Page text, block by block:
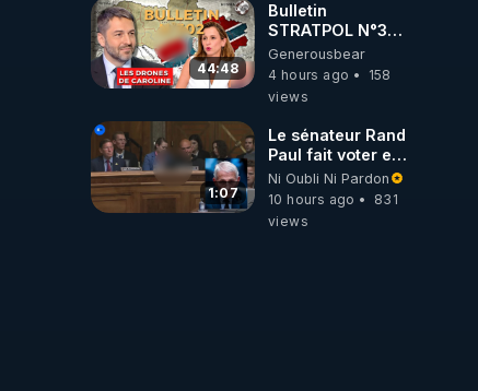
44:48
Bulletin
STRATPOL N°302.
Armée des
drones, MS-21 en
série, missiles
07.08.2026.
Generousbear
4 hours ago
158
views
1:07
Le sénateur Rand
Paul fait voter en
commission
l'outrage au
Congrès contre
Ni Oubli Ni Pardon
10 hours ago
831
views